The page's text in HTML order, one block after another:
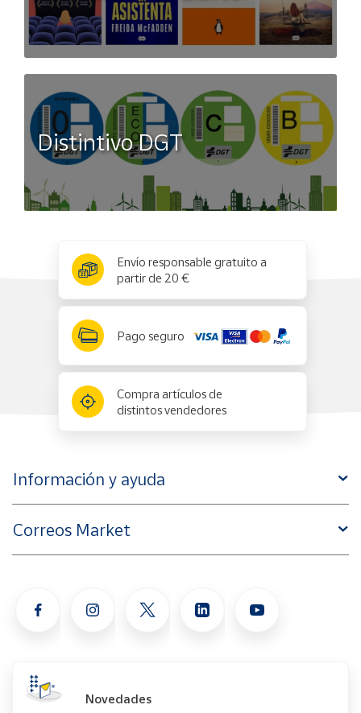
Distintivo DGT
Envío responsable gratuito a
partir de 20 €
Pago seguro
Compra artículos de
distintos vendedores
Información y ayuda
Correos Market
Novedades